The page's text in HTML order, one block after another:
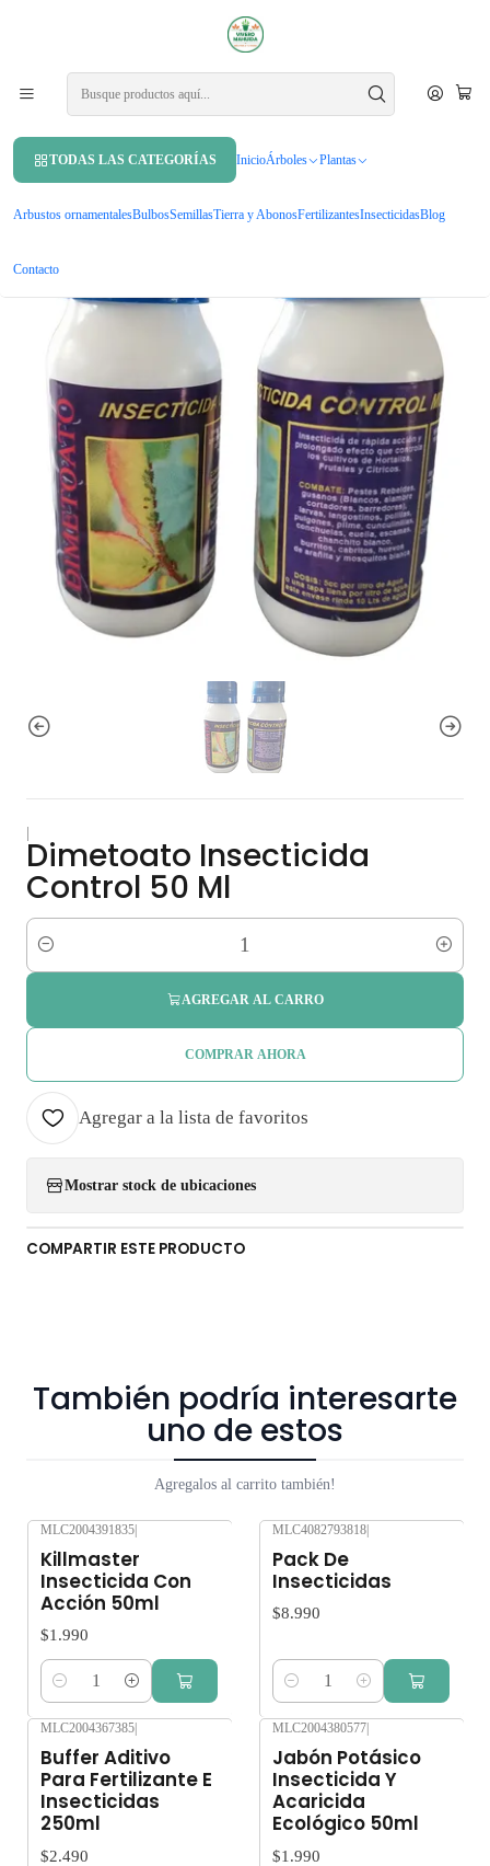
TODAS LAS CATEGORÍAS InicioÁrboles Plantas
Arbustos ornamentalesBulbosSemillasTierra y AbonosFertilizantesInsecticidasBlog
Contacto
APROVECHA UN 10% DE DCTO. EN TU PRIMERA COMPRA USANDO
Inicio Insecticidas Dimetoato Insecticida Control 50 Ml
Dimetoato Insecticida
Control 50 Ml
Cantidad
AGREGAR AL CARRO
COMPRAR AHORA
Agregar a la lista de favoritos
Mostrar stock de ubicaciones
COMPARTIR ESTE PRODUCTO
También podría interesarte
uno de estos
Agregalos al carrito también!
MLC2004391835
Killmaster
Insecticida Con
Acción 50ml
$1.990
Cantidad
MLC4082793818
Pack De
Insecticidas
$8.990
Cantidad
MLC2004367385
Buffer Aditivo
Para Fertilizante E
Insecticidas
250ml
$2.490
MLC2004380577
Jabón Potásico
Insecticida Y
Acaricida
Ecológico 50ml
$1.990